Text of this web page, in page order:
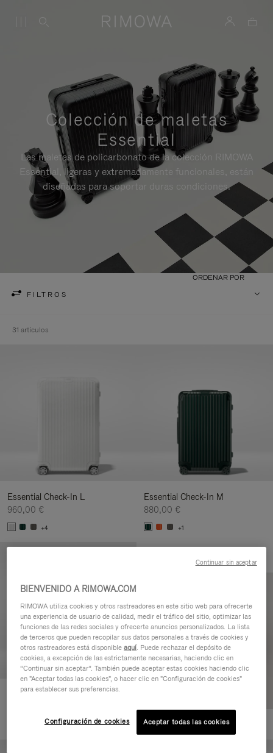
Colección de maletas
Essential
Las maletas de policarbonato de la colección RIMOWA
Essential, ligeras y extremadamente funcionales, están
diseñadas para soportar duras condiciones.
FILTROS
ORDENAR POR
31 artículos
Essential Check-In L
960,00 €
+4
Essential Check-In M
880,00 €
+1
Essential Cabin
+5
BIENVENIDO A RIMOWA.COM
RIMOWA utiliza cookies y otros rastreadores en este sitio web para ofrecerte
una experiencia de usuario de calidad, medir el tráfico del sitio, optimizar las
funciones de las redes sociales y ofrecerte anuncios personalizados. La lista
de terceros que pueden recopilar sus datos personales a través de cookies y
otros rastreadores está disponibleaquí. Puede rechazar el depósito de
cookies, a excepción de las estrictamente necesarias, haciendo clic en
“Continuar sin aceptar”. También puede aceptar estas cookies haciendo clic
en "Aceptar todas las cookies", o hacer clic en "Configuración de cookies"
para establecer sus preferencias.
Configuración de cookies Aceptar todas las cookies
Continuar sin aceptar